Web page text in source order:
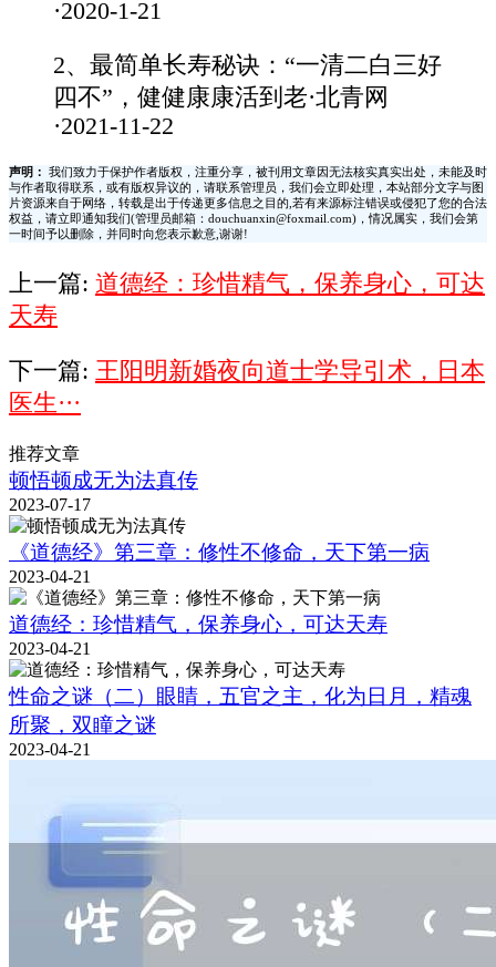
·2020-1-21
2、最简单长寿秘诀：“一清二白三好
四不”，健健康康活到老·北青网
·2021-11-22
声明：
我们致力于保护作者版权，注重分享，被刊用文章因无法核实真实出处，未能及时
与作者取得联系，或有版权异议的，请联系管理员，我们会立即处理，本站部分文字与图
片资源来自于网络，转载是出于传递更多信息之目的,若有来源标注错误或侵犯了您的合法
权益，请立即通知我们(管理员邮箱：douchuanxin@foxmail.com)，情况属实，我们会第
一时间予以删除，并同时向您表示歉意,谢谢!
上一篇: 道德经：珍惜精气，保养身心，可达
天寿
下一篇: 王阳明新婚夜向道士学导引术，日本
医生···
推荐文章
顿悟顿成无为法真传
2023-07-17
《道德经》第三章：修性不修命，天下第一病
2023-04-21
道德经：珍惜精气，保养身心，可达天寿
2023-04-21
性命之谜（二）眼睛，五官之主，化为日月，精魂
所聚，双瞳之谜
2023-04-21